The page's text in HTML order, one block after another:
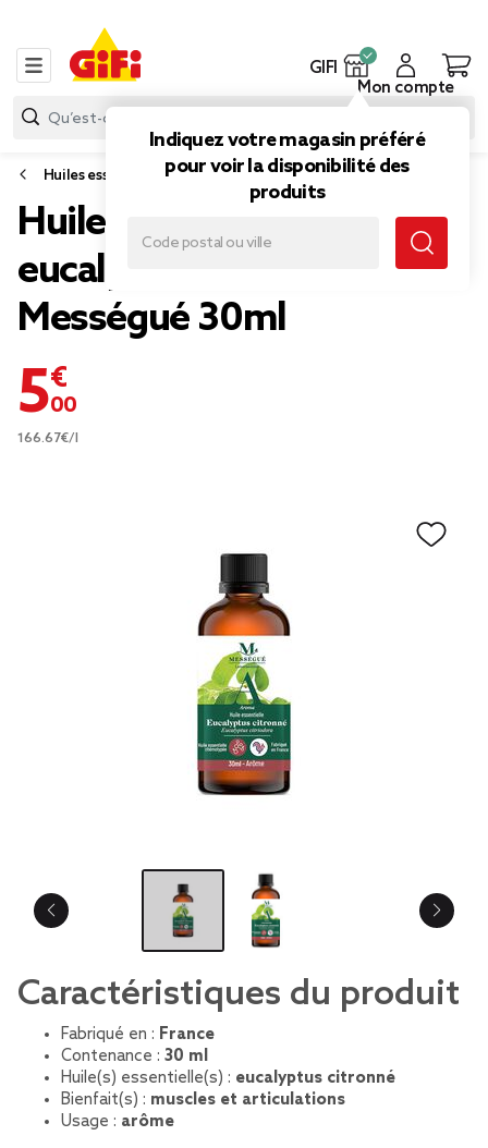
GIFI
Indiquez votre magasin préféré
pour voir la disponibilité des
produits
Mon compte
Huiles essentielles
Huile essentielle
eucalyptus citronné
Mességué 30ml
5,00 €
166.67€/l
Caractéristiques du produit
Fabriqué en : France
Contenance : 30 ml
Huile(s) essentielle(s) : eucalyptus citronné
Bienfait(s) : muscles et articulations
Usage : arôme